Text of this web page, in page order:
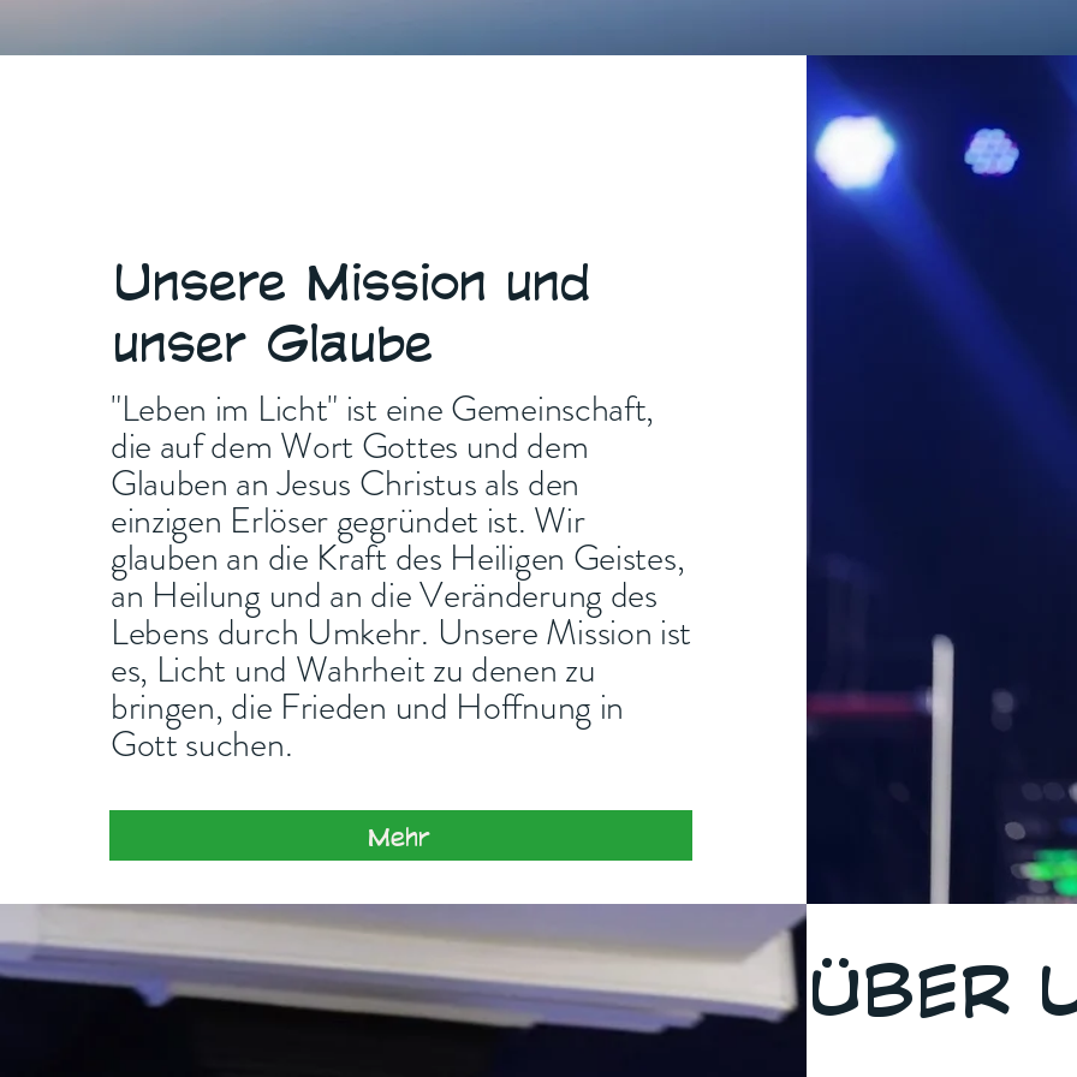
Unsere Mission und
unser Glaube
"Leben im Licht" ist eine Gemeinschaft,
die auf dem Wort Gottes und dem
Glauben an Jesus Christus als den
einzigen Erlöser gegründet ist. Wir
glauben an die Kraft des Heiligen Geistes,
an Heilung und an die Veränderung des
Lebens durch Umkehr. Unsere Mission ist
es, Licht und Wahrheit zu denen zu
bringen, die Frieden und Hoffnung in
Gott suchen.
Mehr
ÜBER